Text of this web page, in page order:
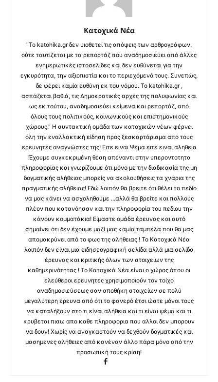
Κατοχικά Νέα
"Το katohika.gr δεν υιοθετεί τις απόψεις των αρθρογράφων,
ούτε ταυτίζεται με τα ρεπορτάζ που αναδημοσιεύει από άλλες
ενημερωτικές ιστοσελίδες και δεν ευθύνεται για την
εγκυρότητα, την αξιοπιστία και το περιεχόμενό τους. Συνεπώς,
δε φέρει καμία ευθύνη εκ του νόμου. Το katohika.gr ,
ασπάζεται βαθιά, τις Δημοκρατικές αρχές της πολυφωνίας και
ως εκ τούτου, αναδημοσιεύει κείμενα και ρεπορτάζ, από
όλους τους πολιτικούς, κοινωνικούς και επιστημονικούς
χώρους." Η συντακτική ομάδα των κατοχικών νέων φέρνει
όλη την εναλλακτική είδηση προς ξεσκαρτάρισμα απο τους
ερευνητές αναγνώστες της! Ειτε ειναι Ψεμα ειτε ειναι αληθεια
!Έχουμε συγκεκριμένη θέση απέναντι στην υπεροντοτητα
πληροφορίας και γνωρίζουμε ότι μόνο με την διαδικασία της μη
δογματικής αλήθειας μπορείς να ακολουθήσεις τα χνάρια της
πραγματικής αλήθειας! Εδώ λοιπόν θα βρειτε ότι θέλει το πεδίο
να μας κάνει να ασχοληθούμε ...αλλά θα βρείτε και πολλούς
πλέον που κατανόησαν και την πληροφορία του πεδιου την
κάνουν κομματάκια! Είμαστε ομάδα έρευνας και αυτό
σημαίνει ότι δεν έχουμε μαζί μας καμία ταμπέλα που θα μας
απομακρύνει από το φως της αλήθειας ! Το Κατοχικά Νέα
λοιπόν δεν είναι μια ειδησεογραφική σελίδα αλλά μια σελίδα
έρευνας και κριτικής όλων των στοιχείων της
καθημερινότητας ! Το Κατοχικά Νέα είναι ο χώρος όπου οι
ελεύθεροι ερευνητές χρησιμοποιούν τον τοίχο
αναδημοσιεύσεως σαν αποθήκη στοιχείων σε πολύ
μεγαλύτερη έρευνα από ότι το φανερό έτσι ώστε μόνοι τους
να καταλήξουν στο τι είναι αλήθεια και τι είναι ψέμα και τι
κρυβεται πισω απο καθε πληροφορια που αλλοι δεν μπορουν
να δουν! Χωρίς να αναγκαστούν να δεχθούν δογματικές και
μασημενες αλήθειες από κανέναν άλλο πάρα μόνο από την
προσωπική τους κρίση!